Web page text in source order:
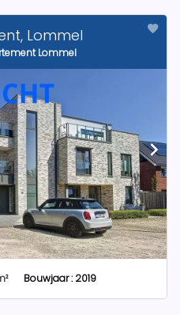
Lommel
Lommel
Bouwjaar : 2019